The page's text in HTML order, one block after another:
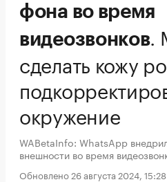
фона во время
видеозвонков.
сделать кожу
окружение
WABetaInfo: WhatsApp
внешности во время
Обновлено 26 августа 2024, 15:28